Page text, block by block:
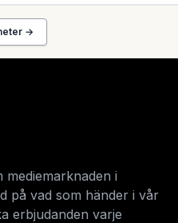
→
i
på vad som händer i vår
erbjudanden varje